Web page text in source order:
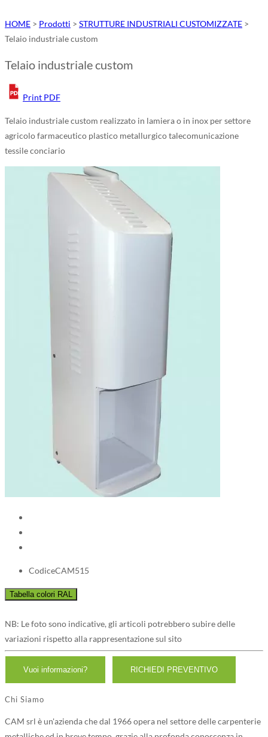
HOME > Prodotti > STRUTTURE INDUSTRIALI CUSTOMIZZATE >
Telaio industriale custom
Telaio industriale custom
Print PDF
Telaio industriale custom realizzato in lamiera o in inox per settore
agricolo farmaceutico plastico metallurgico talecomunicazione
tessile conciario
CodiceCAM515
NB: Le foto sono indicative, gli articoli potrebbero subire delle
variazioni rispetto alla rappresentazione sul sito
Chi Siamo
CAM srl è un'azienda che dal 1966 opera nel settore delle carpenterie